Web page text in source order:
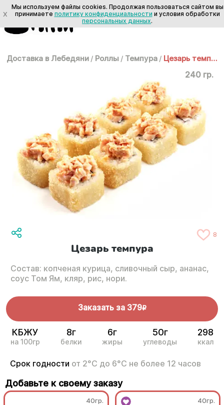
Доставка в Лебедяни / Роллы / Темпура / Цезарь темпура
240 гр.
8
Цезарь темпура
Состав: копченая курица, сливочный сыр, ананас,
соус Том Ям, кляр, рис, нори.
Заказать за 379R
КБЖУ
на 100гр
8г
белки
6г
жиры
50г
углеводы
298
ккал
Срок годности от 2°С до 6°С не более 12 часов
Добавьте к своему заказу
40гр. 40гр.
X
Мы используем файлы cookies. Продолжая пользоваться сайтом вы
принимаете политику конфиденциальности и условия обработки
персональных данных.